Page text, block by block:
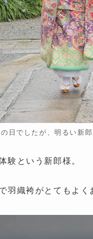
の日でしたが、明るい新
験という新郎様。
羽織袴がとてもよ